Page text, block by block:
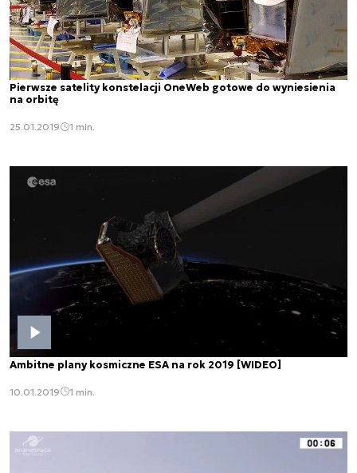
Pierwsze satelity konstelacji OneWeb gotowe do wyniesienia
na orbitę
25.01.2019 1 min.
Ambitne plany kosmiczne ESA na rok 2019 [WIDEO]
10.01.2019 1 min.